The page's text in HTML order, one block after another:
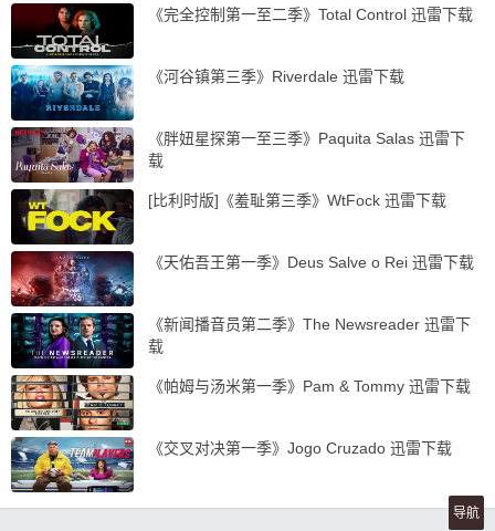
《完全控制第一至二季》Total Control 迅雷下载
《河谷镇第三季》Riverdale 迅雷下载
《胖妞星探第一至三季》Paquita Salas 迅雷下
载
[比利时版]《羞耻第三季》WtFock 迅雷下载
《天佑吾王第一季》Deus Salve o Rei 迅雷下载
《新闻播音员第二季》The Newsreader 迅雷下
载
《帕姆与汤米第一季》Pam & Tommy 迅雷下载
《交叉对决第一季》Jogo Cruzado 迅雷下载
导航